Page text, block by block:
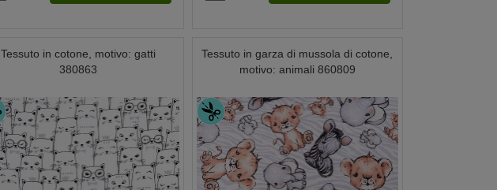
Tessuto in cotone, motivo: gatti
380863
Tessuto in garza di mussola di cotone,
motivo: animali 860809